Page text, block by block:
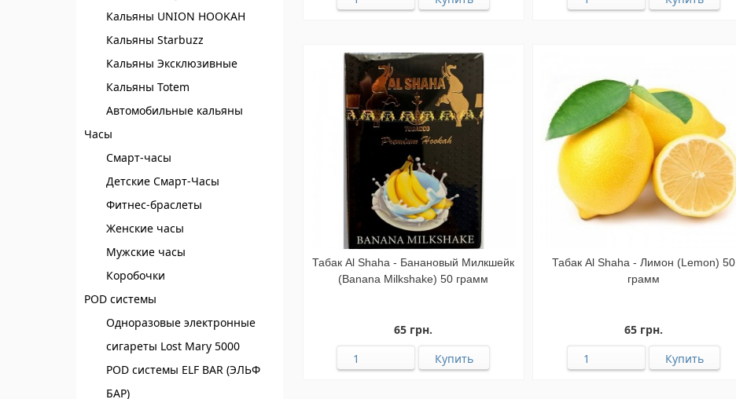
Кальяны UNION HOOKAH
Кальяны Starbuzz
Кальяны Эксклюзивные
Кальяны Totem
Автомобильные кальяны
Часы
Смарт-часы
Детские Смарт-Часы
Фитнес-браслеты
Женские часы
Мужские часы
Коробочки
POD системы
Одноразовые электронные
сигареты Lost Mary 5000
POD системы ELF BAR (ЭЛЬФ
БАР)‌
Табак Al Shaha - Банановый Милкшейк
(Banana Milkshake) 50 грамм
65 грн.
Табак Al Shaha - Лимон (Lemon) 50
грамм
65 грн.